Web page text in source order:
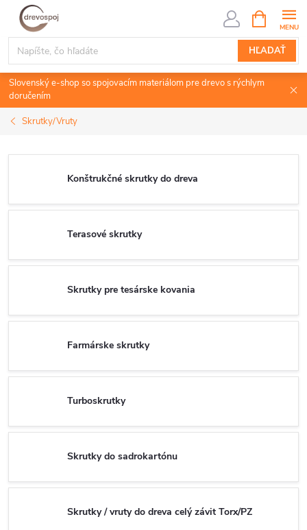
Prejsť
obsah
HĽADAŤ
KOŠÍK
Slovenský e-shop so spojovacím materiálom pre drevo s rýchlym
doručením
Skrutky/Vruty
Konštrukčné skrutky do dreva
Terasové skrutky
Skrutky pre tesárske kovania
Farmárske skrutky
Turboskrutky
Skrutky do sadrokartónu
Skrutky / vruty do dreva celý závit Torx/PZ